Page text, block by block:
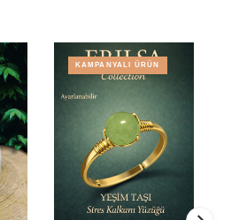
KAMPANYALI ÜRÜN